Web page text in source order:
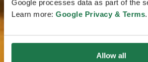
Google processes data as part of the
Learn more: Google Privacy & Terms.
Allow all